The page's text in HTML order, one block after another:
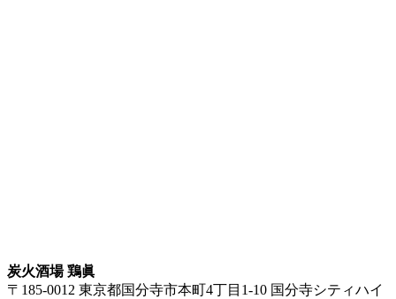
炭火酒場 鶏眞
〒185-0012 東京都国分寺市本町4丁目1-10 国分寺シティハイ